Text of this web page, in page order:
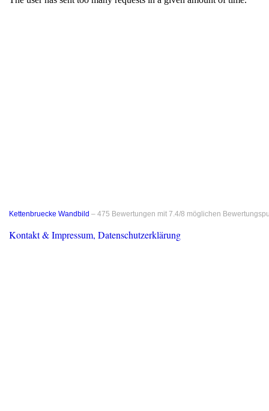
Kettenbruecke Wandbild – 475 Bewertungen mit 7.4/8 möglichen
Kontakt & Impressum, Datenschutzerklärung